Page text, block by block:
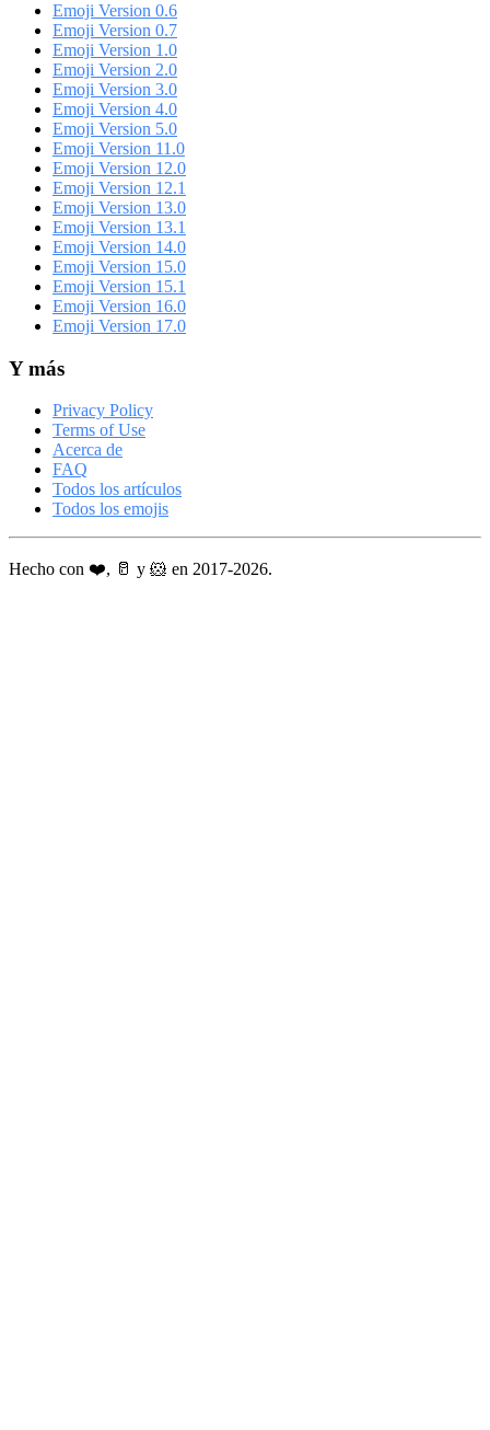
Emoji Version 0.6
Emoji Version 0.7
Emoji Version 1.0
Emoji Version 2.0
Emoji Version 3.0
Emoji Version 4.0
Emoji Version 5.0
Emoji Version 11.0
Emoji Version 12.0
Emoji Version 12.1
Emoji Version 13.0
Emoji Version 13.1
Emoji Version 14.0
Emoji Version 15.0
Emoji Version 15.1
Emoji Version 16.0
Emoji Version 17.0
Y más
Privacy Policy
Terms of Use
Acerca de
FAQ
Todos los artículos
Todos los emojis
Hecho con ❤️, 🥛 y 🐹 en 2017-2026.